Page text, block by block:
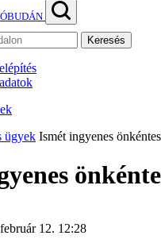
Keresés
ügyek Ismét ingyenes
12. 12:28